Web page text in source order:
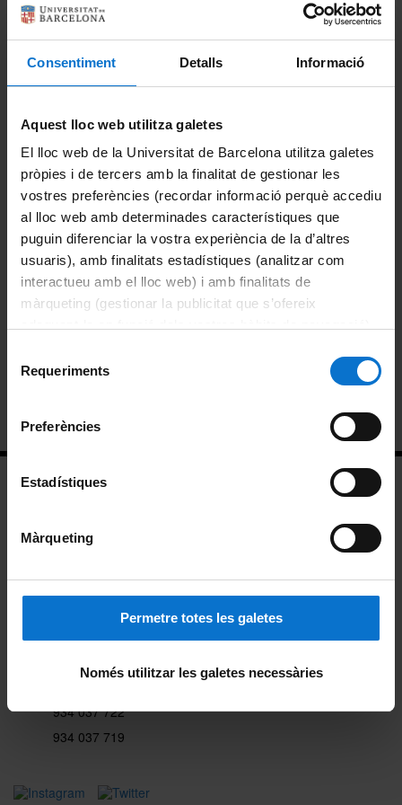
Consentiment Detalls Informació
Aquest lloc web utilitza galetes
El lloc web de la Universitat de Barcelona utilitza galetes
pròpies i de tercers amb la finalitat de gestionar les
vostres preferències (recordar informació perquè accediu
al lloc web amb determinades característiques que
puguin diferenciar la vostra experiència de la d’altres
usuaris), amb finalitats estadístiques (analitzar com
interactueu amb el lloc web) i amb finalitats de
màrqueting (gestionar la publicitat que s’ofereix
consultar laPolítica de galetes del lloc web de la
Requeriments
Preferències
Estadístiques
Màrqueting
Permetre totes les galetes
Només utilitzar les galetes necessàries
Directorio
Català
English
Calendario académico
Evaluación
Horarios de clase
Objetivos y competencias
Organización y metodología docente
Planes docentes
Reconocimiento de créditos
Trabajo final de máster
Montalegre, 6
08001 Barcelona
934 037 722
934 037 719